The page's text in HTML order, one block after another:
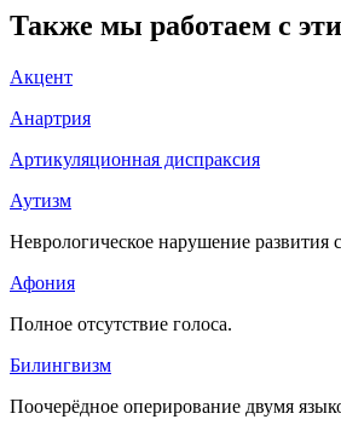
Также мы работаем с
Акцент
Анартрия
Артикуляционная диспраксия
Аутизм
Неврологическое нарушение
Афония
Полное отсутствие голоса.
Билингвизм
Поочерёдное оперирование двумя